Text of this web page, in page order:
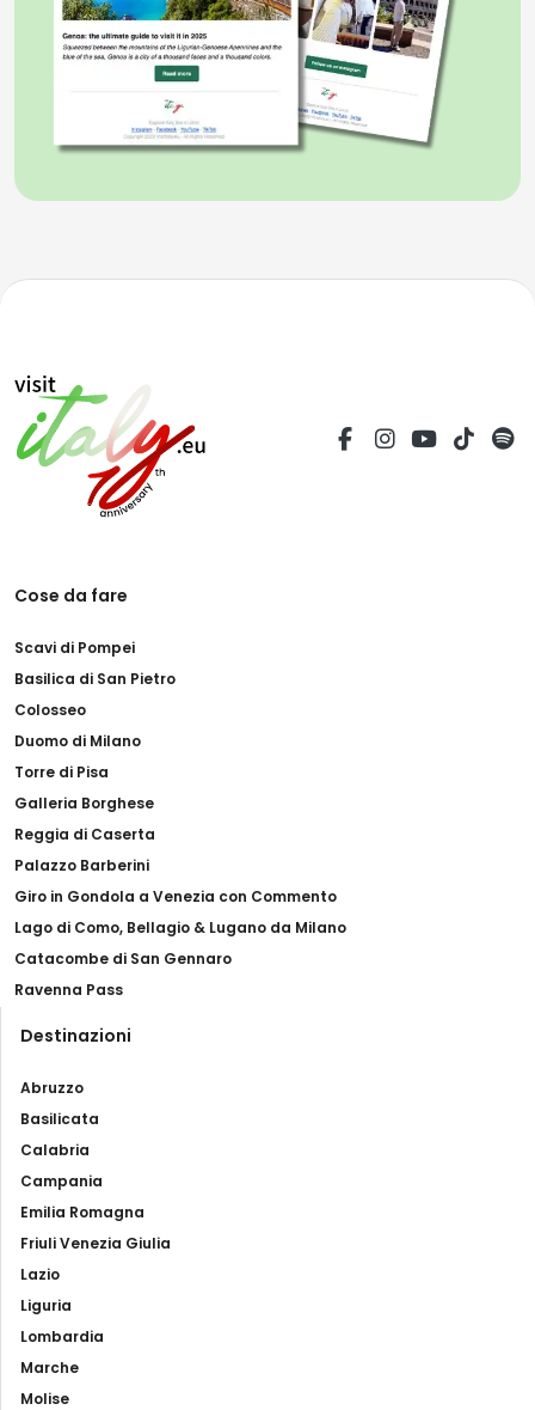
Cose da fare
Scavi di Pompei
Basilica di San Pietro
Colosseo
Duomo di Milano
Torre di Pisa
Galleria Borghese
Reggia di Caserta
Palazzo Barberini
Giro in Gondola a Venezia con Commento
Lago di Como, Bellagio & Lugano da Milano
Catacombe di San Gennaro
Ravenna Pass
Destinazioni
Abruzzo
Basilicata
Calabria
Campania
Emilia Romagna
Friuli Venezia Giulia
Lazio
Liguria
Lombardia
Marche
Molise